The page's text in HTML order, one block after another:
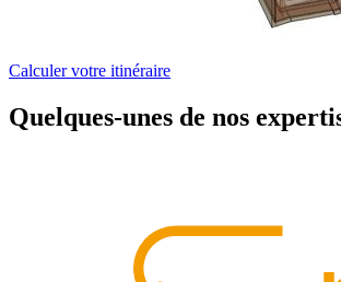
Calculer votre itinéraire
Quelques-unes de nos